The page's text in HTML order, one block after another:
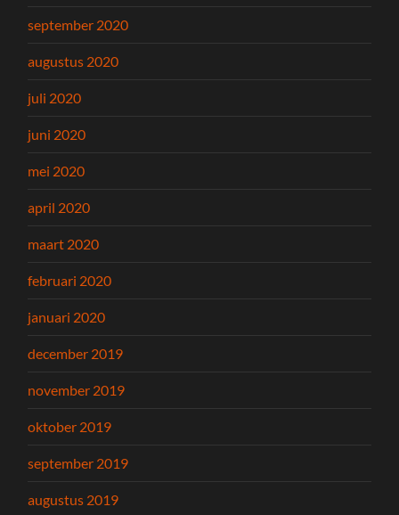
september 2020
augustus 2020
juli 2020
juni 2020
mei 2020
april 2020
maart 2020
februari 2020
januari 2020
december 2019
november 2019
oktober 2019
september 2019
augustus 2019